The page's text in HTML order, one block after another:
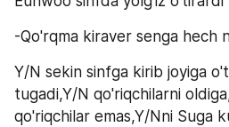
-Qo'rqma kiraver senga hech
Y/N sekin sinfga kirib joyiga
tugadi,Y/N qo'riqchilarni
qo'riqchilar emas,Y/Nni Suga